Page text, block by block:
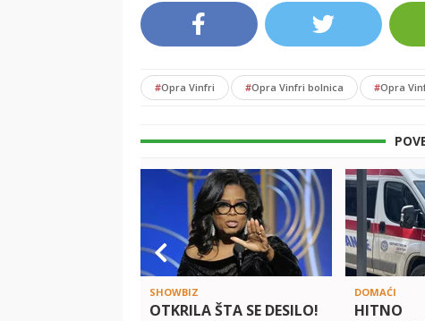
#Opra Vinfri #Opra Vinfri bolnica #Opra
SHOWBIZ
OTKRILA ŠTA SE DESILO!
DOMAĆI
HITNO